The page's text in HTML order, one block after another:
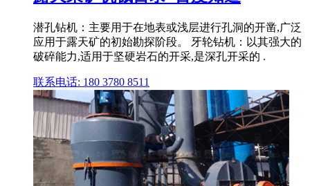
潜孔钻机：主要用于在地表或浅层进行孔洞的开凿,广泛
应用于露天矿的初始勘探阶段。 牙轮钻机：以其强大的
破碎能力,适用于坚硬岩石的开采,是深孔开采的 .
联系电话: 180 3780 8511